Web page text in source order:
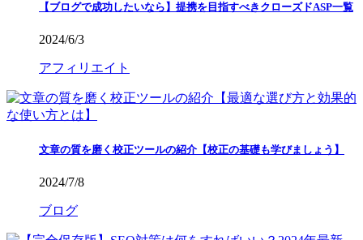
【ブログで成功したいなら】提携を目指すべきクローズドASP一覧
2024/6/3
アフィリエイト
文章の質を磨く校正ツールの紹介【校正の基礎も学びましょう】
2024/7/8
ブログ